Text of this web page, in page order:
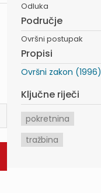
Odluka
Područje
Ovršni postupak
Propisi
Ovršni zakon (1996)
Ključne riječi
pokretnina
tražbina